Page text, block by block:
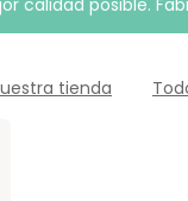
posible.
tienda